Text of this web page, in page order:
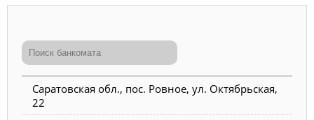
Саратовская обл., пос. Ровное, ул. Октябрьская,
22